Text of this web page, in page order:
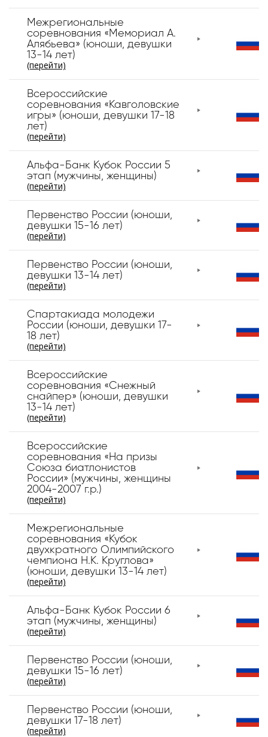
Межрегиональные
соревнования «Мемориал А.
Алябьева» (юноши, девушки
13-14 лет)
(перейти)
Всероссийские
соревнования «Кавголовские
игры» (юноши, девушки 17-18
лет)
(перейти)
Альфа-Банк Кубок России 5
этап (мужчины, женщины)
(перейти)
Первенство России (юноши,
девушки 15-16 лет)
(перейти)
Первенство России (юноши,
девушки 13-14 лет)
(перейти)
Спартакиада молодежи
России (юноши, девушки 17-
18 лет)
(перейти)
Всероссийские
соревнования «Снежный
снайпер» (юноши, девушки
13-14 лет)
(перейти)
Всероссийские
соревнования «На призы
Союза биатлонистов
России» (мужчины, женщины
2004-2007 г.р.)
(перейти)
Межрегиональные
соревнования «Кубок
двухкратного Олимпийского
чемпиона Н.К. Круглова»
(юноши, девушки 13-14 лет)
(перейти)
Альфа-Банк Кубок России 6
этап (мужчины, женщины)
(перейти)
Первенство России (юноши,
девушки 15-16 лет)
(перейти)
Первенство России (юноши,
девушки 17-18 лет)
(перейти)